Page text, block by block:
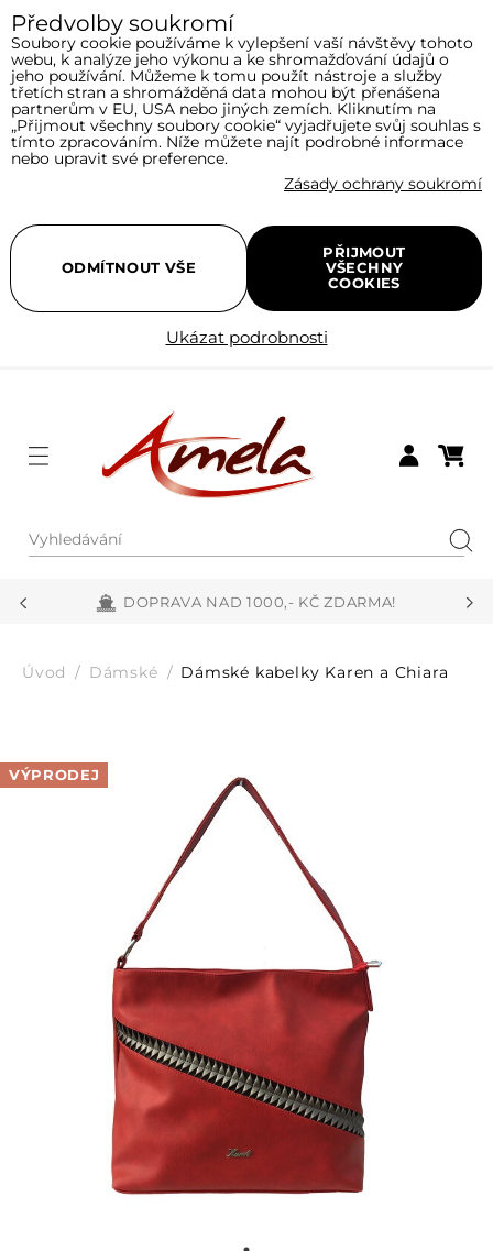
Vyhledávání
Přihlásit se
DOPRAVA NAD 1000,- KČ ZDARMA!
Menu
Úvod Dámské Dámské kabelky Karen a Chiara
VÝPRODEJ
Předvolby soukromí
Soubory cookie používáme k vylepšení vaší návštěvy tohoto
webu, k analýze jeho výkonu a ke shromažďování údajů o
jeho používání. Můžeme k tomu použít nástroje a služby
třetích stran a shromážděná data mohou být přenášena
partnerům v EU, USA nebo jiných zemích. Kliknutím na
„Přijmout všechny soubory cookie“ vyjadřujete svůj souhlas s
tímto zpracováním. Níže můžete najít podrobné informace
nebo upravit své preference.
Zásady ochrany soukromí
Ukázat podrobnosti
PŘIJMOUT
VŠECHNY
COOKIES
ODMÍTNOUT VŠE